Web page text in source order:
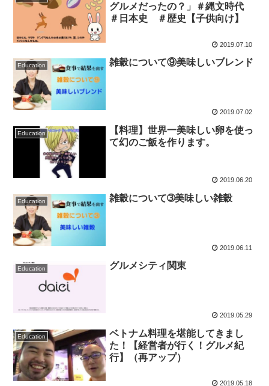
グルメだったの？」＃縄文時代
＃日本史 ＃歴史【子供向け】
2019.07.10
Education 雑穀について⑨美味しいブレンド
2019.07.02
Education
【料理】世界一美味しい卵を使っ
て幻のご飯を作ります。
2019.06.20
Education 雑穀について➂美味しい雑穀
2019.06.11
Education グルメシティ関東
2019.05.29
Education
ベトナム料理を堪能してきまし
た！【経営者が行く！グルメ紀
行】（再アップ）
2019.05.18